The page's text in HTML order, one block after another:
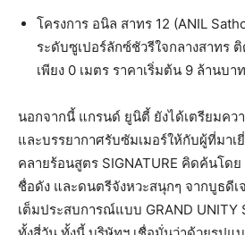
โครงการ อนิล สาทร 12 (ANIL
ระดับซูเปอร์ลักซ์ชัวรีใจกลางสาทร
เพียง 0 เมตร ราคาเริ่มต้น 9 ล้านบา
นอกจากนี้ แกรนด์ ยูนิตี้ ยังได้เตรียมคว
และบรรยากาศรับซัมเมอร์ให้กับผู้ที่มาเ
คลายร้อนสูตร SIGNATURE คิดค้นโดย
ชื่อดัง และดนตรีจังหวะสนุกๆ จากบูธดีเ
เต็มประสบการณ์แบบ GRAND UNITY